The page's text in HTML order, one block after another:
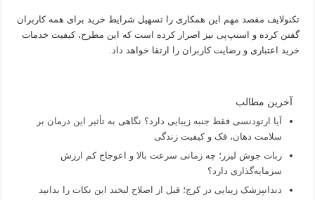
تکنولایف مقصد مهم این همکاری را تسهیل شرایط خرید برای همه کاربران
گفتن کرده و اسنپ‌پی نیز اصرار کرده است که این مطرح، کیفیت خدمات
خرید اعتباری و رضایت کاربران را ارتقا خواهد داد.
آخرین مطالب
آیا ارتودنسی فقط جنبه زیبایی دارد؟ نگاهی به تأثیر این درمان بر
سلامت دهان، فک و کیفیت زندگی
ربات جوش لیزر؛ چه زمانی سرعت بالا و اعوجاج کم ارزش
سرمایه‌گذاری دارد؟
دندانپزشک زیبایی در کرج؛ قبل از اصلاح لبخند این نکات را بدانید